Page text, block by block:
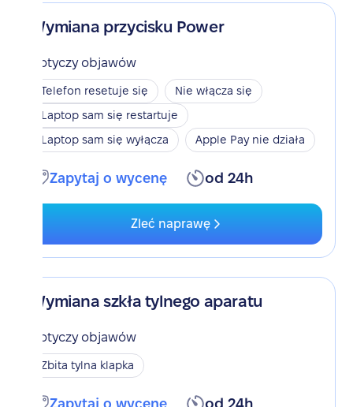
Wymiana przycisku Power
Dotyczy objawów
Telefon resetuje się
Nie włącza się
Laptop sam się restartuje
Laptop sam się wyłącza
Apple Pay nie działa
Zapytaj o wycenę od 24h
Zleć naprawę
Wymiana szkła tylnego aparatu
Dotyczy objawów
Zbita tylna klapka
Zapytaj o wycenę od 24h